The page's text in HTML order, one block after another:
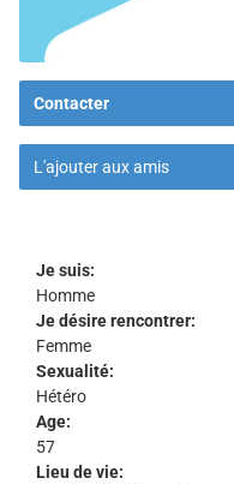
Contacter
L'ajouter aux amis
Je suis:
Homme
Je désire rencontrer:
Femme
Sexualité:
Hétéro
Age:
57
Lieu de vie: